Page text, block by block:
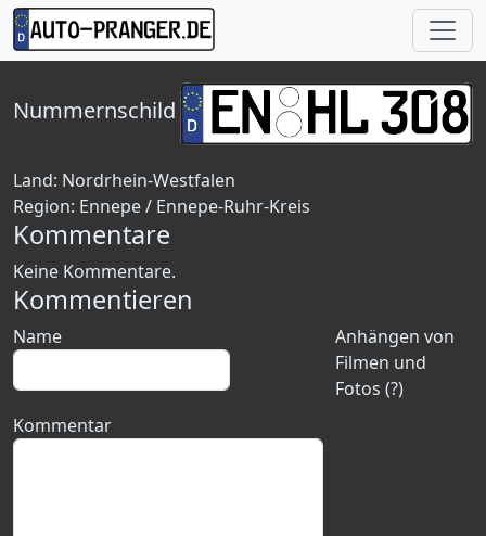
Nummernschild
Land: Nordrhein-Westfalen
Region: Ennepe / Ennepe-Ruhr-Kreis
Kommentare
Keine Kommentare.
Kommentieren
Anhängen von
Filmen und
Fotos (?)
Name
Kommentar